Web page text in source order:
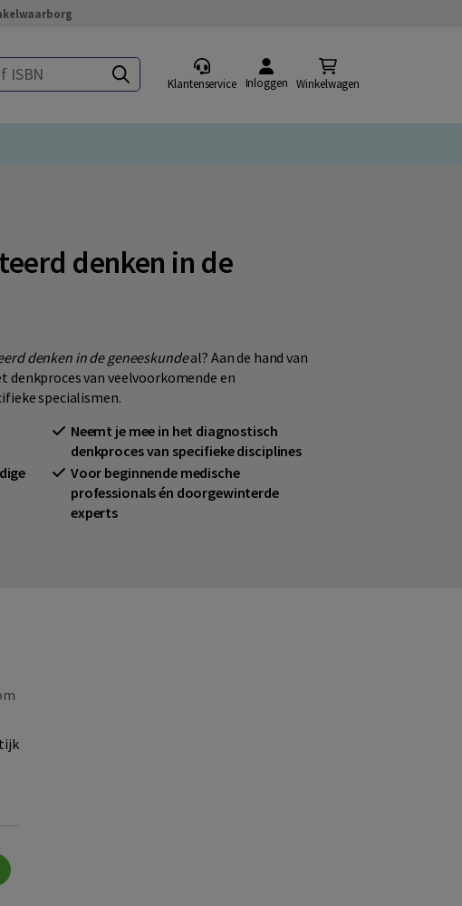
Klantenservice Inloggen Winkelwagen
denken in de
denken in de geneeskundeal? Aan de hand van
denkproces van veelvoorkomende en
specialismen.
Neemt je mee in het diagnostisch
denkproces van specifieke disciplines
Voor beginnende medische
professionals én doorgewinterde
experts